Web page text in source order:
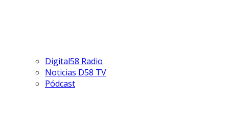
Digital58 Radio
Noticias D58 TV
Pódcast